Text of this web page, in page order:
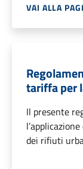
VAI ALLA
tariffa per
Il presente
dei rifiuti